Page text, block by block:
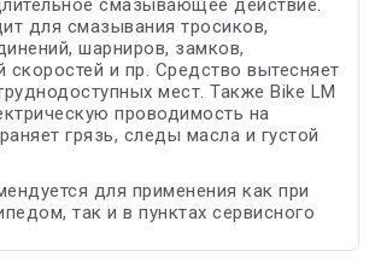
для смазывания тросиков,
шарниров, замков,
скоростей и пр. Средство вытесняет
мест. Также Bike LM
проводимость на
грязь, следы масла и густой
для применения как при
так и в пунктах сервисного